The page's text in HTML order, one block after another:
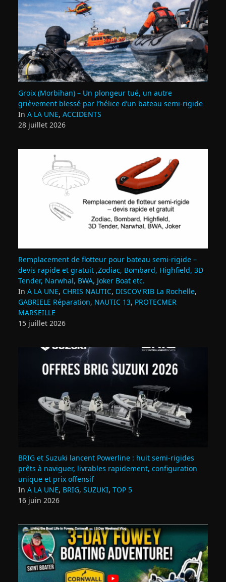
Groix (Morbihan) – Un plongeur tué, un autre
grièvement blessé par l’hélice d’un bateau semi-rigide
In A LA UNE, ACCIDENTS
28 juillet 2026
Remplacement de flotteur pour bateau semi‑rigide –
devis rapide et gratuit ,Zodiac, Bombard, Highfield, 3D
Tender, Narwhal, BWA, Joker Boat etc.
In A LA UNE, CHRIS NAUTIC, DISCOV'RIB La Rochelle,
GABRIELE Réparation, NAUTIC 13, PROTECMER
MARSEILLE
15 juillet 2026
BRIG et Suzuki lancent Powerline : huit semi‑rigides
prêts à naviguer, livrables rapidement, configuration
unique et prix offensif
In A LA UNE, BRIG, SUZUKI, TOP 5
16 juin 2026